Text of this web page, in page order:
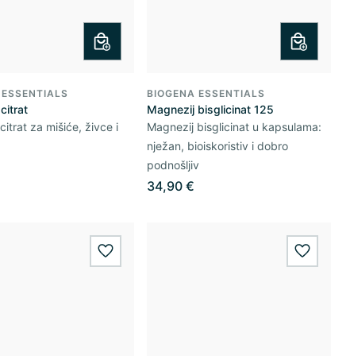
za mišiće, živce i
BIOGENA ESSENTIALS
Magnezij bisglicinat 125
Magnezij bisglicinat u kapsulama:
nježan, bioiskoristiv i dobro
podnošljiv
34,90 €
wishlist.add